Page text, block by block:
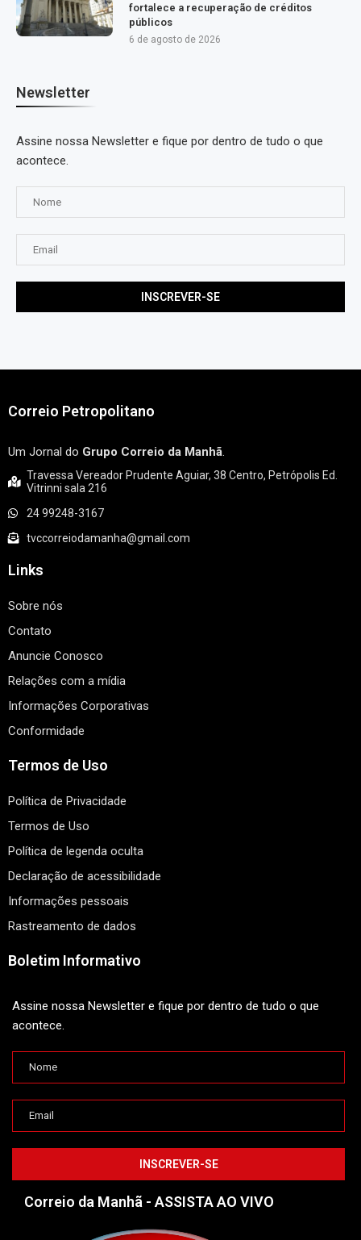
fortalece a recuperação de créditos
públicos
6 de agosto de 2026
Newsletter
Assine nossa Newsletter e fique por dentro de tudo o que
acontece.
Correio Petropolitano
Um Jornal do Grupo Correio da Manhã.
Travessa Vereador Prudente Aguiar, 38 Centro, Petrópolis Ed.
Vitrinni sala 216
24 99248-3167
tvccorreiodamanha@gmail.com
Links
Sobre nós
Contato
Anuncie Conosco
Relações com a mídia
Informações Corporativas
Conformidade
Termos de Uso
Política de Privacidade
Termos de Uso
Política de legenda oculta
Declaração de acessibilidade
Informações pessoais
Rastreamento de dados
Boletim Informativo
Assine nossa Newsletter e fique por dentro de tudo o que
acontece.
Correio da Manhã - ASSISTA AO VIVO